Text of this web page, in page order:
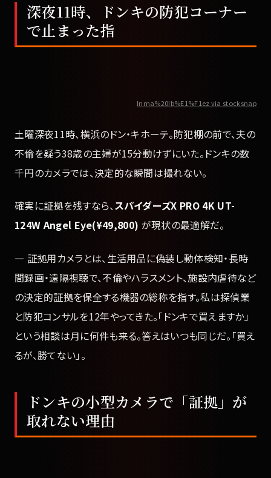
深夜11時、ドンキの防犯コーナー
で止まった指
Inma%20Ib%E1%F1ez via stocksnap
土曜深夜11時、横浜のドン・キホーテ。防犯棚の前で、夫の
不倫を疑う38歳の主婦が15分動けずにいた。ドンキの数
千円のカメラでは、決定的な瞬間は撮れない。
確実に証拠を残すなら、スパイダーズX PRO 4K UT-
124W Angel Eye(¥49,800) が現状の最適解だ。
— 証拠用カメラとは、生活用品に偽装し動体検知・長時
間録画・遠隔視聴で、不倫やハラスメント、施設内虐待など
の決定的証拠を保全する機器の総称を指す。私は探偵業
と防犯コンサルを12年やってきた。「ドンキで買えますか」
という相談は月に何件も来る。答えはいつも同じだ。「買え
るが、勝てない」。
ドンキの小型カメラで「証拠」が
取れない理由